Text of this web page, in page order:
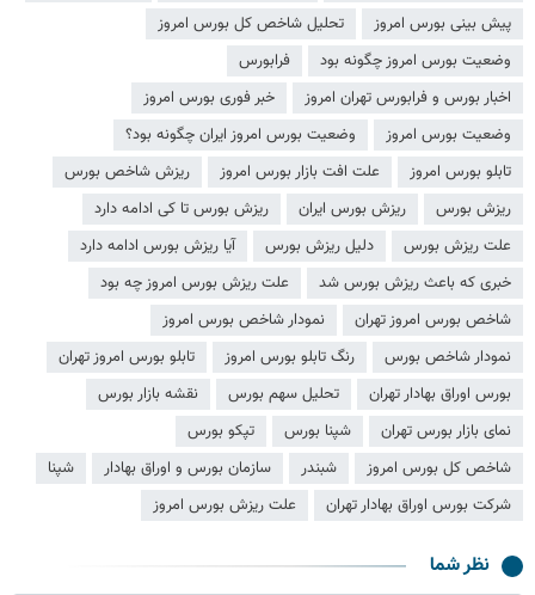
پیش بینی بورس امروز
تحلیل شاخص کل بورس امروز
وضعیت بورس امروز چگونه بود
فرابورس
اخبار بورس و فرابورس تهران امروز
خبر فوری بورس امروز
وضعیت بورس امروز
وضعیت بورس امروز ایران چگونه بود؟
تابلو بورس امروز
علت افت بازار بورس امروز
ریزش شاخص بورس
ریزش بورس
ریزش بورس ایران
ریزش بورس تا کی ادامه دارد
علت ریزش بورس
دلیل ریزش بورس
آیا ریزش بورس ادامه دارد
خبری که باعث ریزش بورس شد
علت ریزش بورس امروز چه بود
شاخص بورس امروز تهران
نمودار شاخص بورس امروز
نمودار شاخص بورس
رنگ تابلو بورس امروز
تابلو بورس امروز تهران
بورس اوراق بهادار تهران
تحلیل سهم بورس
نقشه بازار بورس
نمای بازار بورس تهران
شپنا بورس
تپکو بورس
شاخص کل بورس امروز
شبندر سازمان بورس و اوراق بهادار
شپنا
شرکت بورس اوراق بهادار تهران
علت ریزش بورس امروز
نظر شما